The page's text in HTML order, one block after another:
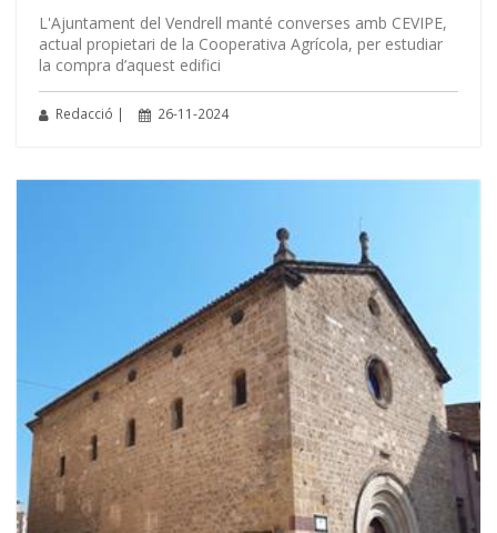
L'Ajuntament del Vendrell manté converses amb CEVIPE,
actual propietari de la Cooperativa Agrícola, per estudiar
la compra d’aquest edifici
Redacció | 26-11-2024